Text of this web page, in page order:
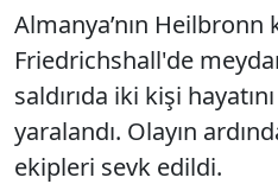
Almanya’nın
Friedrichshall'de
saldırıda iki kişi
yaralandı. Olayın
ekipleri sevk edildi.